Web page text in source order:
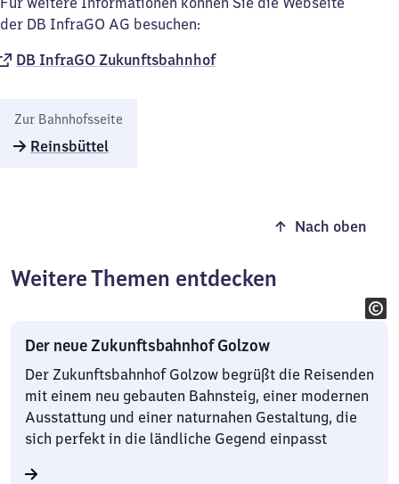
der DB InfraGO AG besuchen:
DB InfraGO Zukunftsbahnhof​
Zur Bahnhofsseite
Reinsbüttel
Nach oben
Weitere Themen entdecken
Der neue Zukunftsbahnhof Golzow
Der Zukunftsbahnhof Golzow begrüßt die Reisenden
mit einem neu gebauten Bahnsteig, einer modernen
Ausstattung und einer naturnahen Gestaltung, die
sich perfekt in die ländliche Gegend einpasst